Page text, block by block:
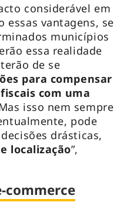
considerável em
essas vantagens, se
municípios
essa realidade
de se
para compensar
com uma
isso nem sempre
pode
drásticas,
localização”,
commerce